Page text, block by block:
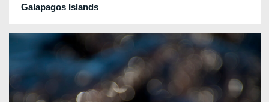
Galapagos Islands